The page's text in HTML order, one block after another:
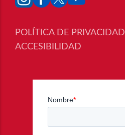
POLÍTICA DE PRIVACIDAD
ACCESIBILIDAD